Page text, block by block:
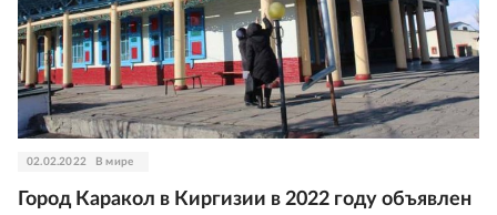
02.02.2022 В мире
Город Каракол в Киргизии в 2022 году объявлен